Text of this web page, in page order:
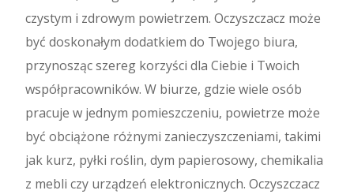
czystym i zdrowym powietrzem. Oczyszczacz może
być doskonałym dodatkiem do Twojego biura,
przynosząc szereg korzyści dla Ciebie i Twoich
współpracowników. W biurze, gdzie wiele osób
pracuje w jednym pomieszczeniu, powietrze może
być obciążone różnymi zanieczyszczeniami, takimi
jak kurz, pyłki roślin, dym papierosowy, chemikalia
z mebli czy urządzeń elektronicznych. Oczyszczacz